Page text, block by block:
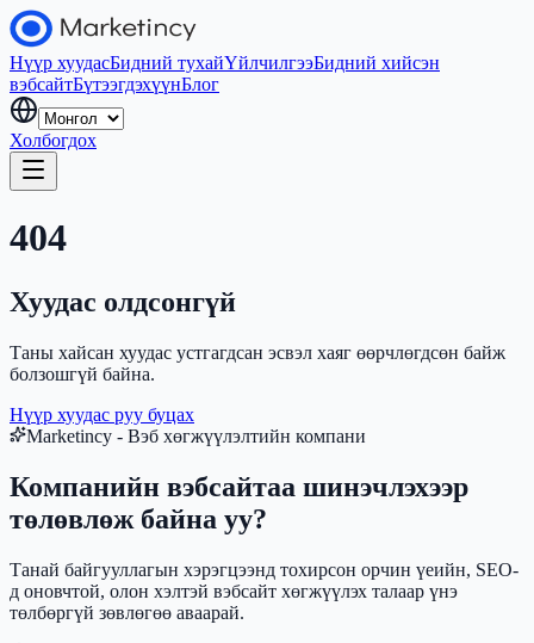
Нүүр хуудасБидний тухайҮйлчилгээБидний хийсэн
вэбсайтБүтээгдэхүүнБлог
Холбогдох
404
Хуудас олдсонгүй
Таны хайсан хуудас устгагдсан эсвэл хаяг өөрчлөгдсөн байж
болзошгүй байна.
Нүүр хуудас руу буцах
Marketincy - Вэб хөгжүүлэлтийн компани
Компанийн вэбсайтаа шинэчлэхээр
төлөвлөж байна уу?
Танай байгууллагын хэрэгцээнд тохирсон орчин үеийн, SEO-
д оновчтой, олон хэлтэй вэбсайт хөгжүүлэх талаар үнэ
төлбөргүй зөвлөгөө аваарай.